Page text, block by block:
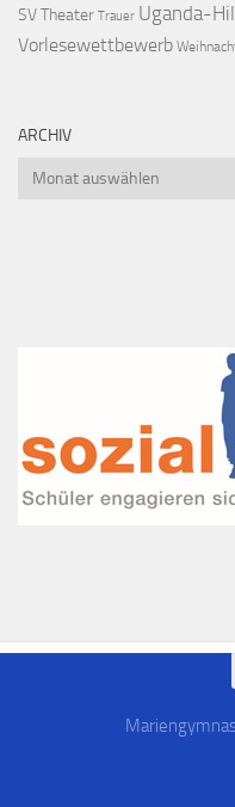
SVTheater Trauer Uganda-
Vorlesewettbewerb
ARCHIV